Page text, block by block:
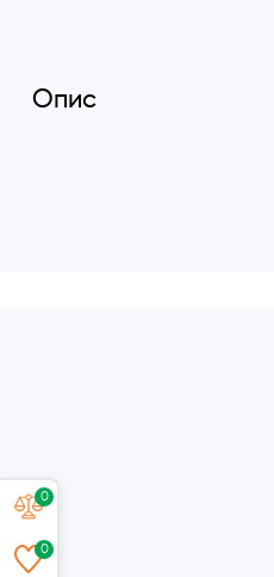
0
0
Опис